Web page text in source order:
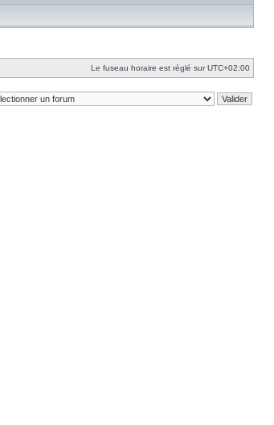
Le fuseau horaire est réglé surUTC+02:00